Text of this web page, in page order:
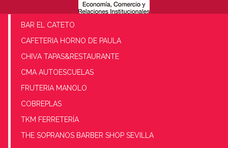
BAR EL CATETO
CAFETERIA HORNO DE PAULA
CHIVA TAPAS&RESTAURANTE
CMA AUTOESCUELAS
FRUTERIA MANOLO
COBREPLAS
TKM FERRETERÍA
THE SOPRANOS BARBER SHOP SEVILLA